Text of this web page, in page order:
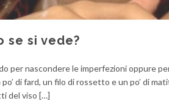
se si vede?
per nascondere le imperfezioni oppure
di fard, un filo di rossetto e un po’ di
del viso […]